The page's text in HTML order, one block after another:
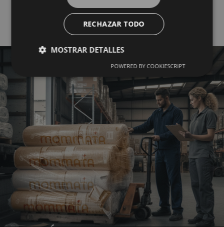
Mayorista del Textil
RECHAZAR TODO
MOSTRAR DETALLES
POWERED BY COOKIESCRIPT